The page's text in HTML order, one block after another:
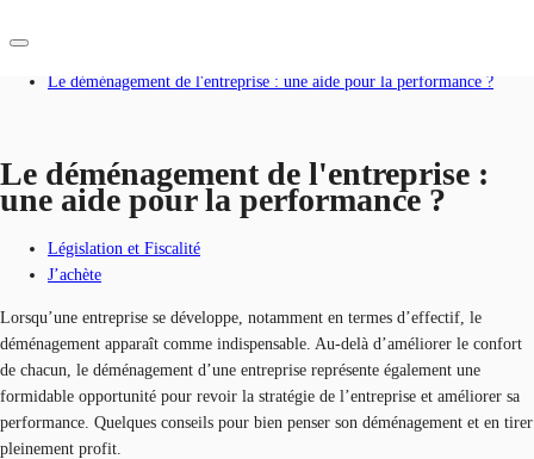
Blog
Données marchés
Pourquoi JLL?
NxT
Flex & Co-working
Favoris
Nous contacter
Le déménagement de l'entreprise : une aide pour la performance ?
Le déménagement de l'entreprise :
une aide pour la performance ?
Législation et Fiscalité
J’achète
Lorsqu’une entreprise se développe, notamment en termes d’effectif, le
déménagement apparaît comme indispensable. Au-delà d’améliorer le confort
de chacun, le déménagement d’une entreprise représente également une
formidable opportunité pour revoir la stratégie de l’entreprise et améliorer sa
performance. Quelques conseils pour bien penser son déménagement et en tirer
pleinement profit.